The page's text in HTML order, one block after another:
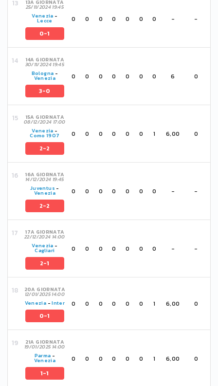
13A GIORNATA
25/11/2024 19:45
Venezia -
Lecce
0-1
0 0 0 0 0 0 0 - -
14A GIORNATA
30/11/2024 19:45
Bologna -
Venezia
3-0
0 0 0 0 0 0 0 6 0
15A GIORNATA
08/12/2024 17:00
Venezia -
Como 1907
2-2
0 0 0 0 0 0 1 6,00 0
16A GIORNATA
14/12/2024 19:45
Juventus -
Venezia
2-2
0 0 0 0 0 0 0 - -
17A GIORNATA
22/12/2024 14:00
Venezia -
Cagliari
2-1
0 0 0 0 0 0 0 - -
20A GIORNATA
12/01/2025 14:00
Venezia -Inter
0-1
0 0 0 0 0 0 1 6,00 0
21A GIORNATA
19/01/2025 14:00
Parma -
Venezia
1-1
0 0 0 0 0 0 1 6,00 0